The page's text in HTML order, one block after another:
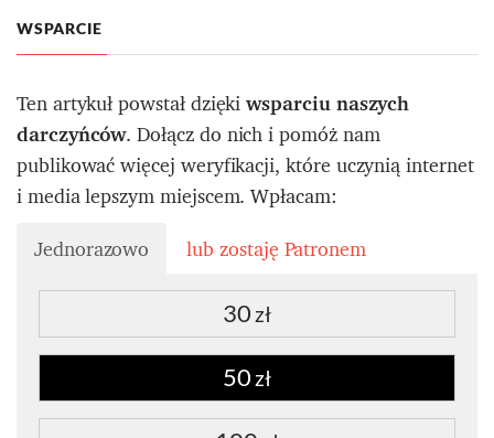
WSPARCIE
Ten artykuł powstał dziękiwsparciu naszych
darczyńców. Dołącz do nich i pomóż nam
publikować więcej weryfikacji, które uczynią internet
i media lepszym miejscem. Wpłacam:
Jednorazowo
lub zostaję Patronem
30 zł
50 zł